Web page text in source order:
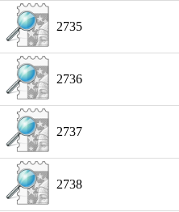
2735
2736
2737
2738